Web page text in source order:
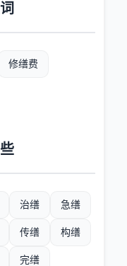
修缮费
治缮 急缮
传缮 构缮
完缮